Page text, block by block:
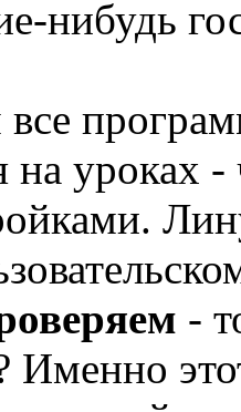
нибудь
на уроках
-
Именно